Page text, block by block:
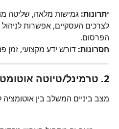
יתרונות: גמישות מלאה, שליטה
לצרכים העסקיים, אפשרות
הפרסום.
חסרונות: דורש ידע מקצועי, זמן
2. טרמינל/טיוטה
מצב ביניים המשלב בין אוטומציה